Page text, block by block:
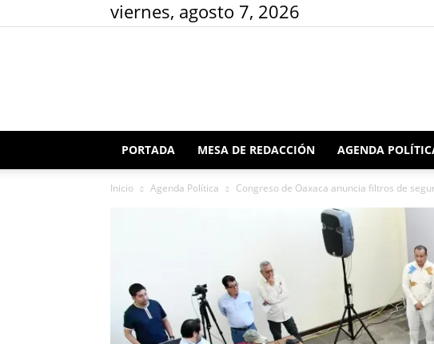
viernes, agosto 7, 2026
PORTADA MESA DE REDACCIÓN AGENDA
Inicio Agenda Política Congreso de Oaxaca anuncia filtros de